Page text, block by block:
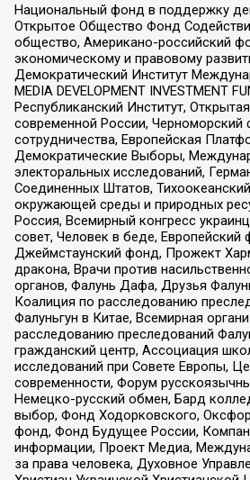
Национальный фонд в поддержку
Открытое Общество Фонд
общество, Американо-российский
экономическому и правовому
Демократический Институт
MEDIA DEVELOPMENT INVESTMENT
Республиканский Институт,
современной России, Черноморский
сотрудничества, Европейская
Демократические Выборы,
электоральных исследований,
Соединенных Штатов,
окружающей среды и природных
Россия, Всемирный конгресс
совет, Человек в беде,
Джеймстаунский фонд, Прожект
дракона, Врачи против
органов, Фалунь Дафа, Друзья
Коалиция по расследованию
Фалуньгун в Китае, Всемирная
расследованию преследований
гражданский центр, Ассоциация
исследований при Совете Европы,
современности, Форум
Немецко-русский обмен, Бард
выбор, Фонд Ходорковского,
фонд, Фонд Будущее России,
информации, Проект Медиа,
за права человека, Духовное